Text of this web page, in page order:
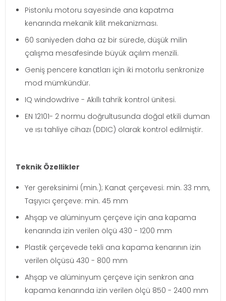
Pistonlu motoru sayesinde ana kapatma
kenarında mekanik kilit mekanizması.
60 saniyeden daha az bir sürede, düşük milin
çalışma mesafesinde büyük açılım menzili.
Geniş pencere kanatları için iki motorlu senkronize
mod mümkündür.
IQ windowdrive - Akıllı tahrik kontrol ünitesi.
EN 12101- 2 normu doğrultusunda doğal etkili duman
ve ısı tahliye cihazı (DDIC) olarak kontrol edilmiştir.
Teknik Özellikler
Yer gereksinimi (min.); Kanat çerçevesi: min. 33 mm,
Taşıyıcı çerçeve: min. 45 mm
Ahşap ve alüminyum çerçeve için ana kapama
kenarında izin verilen ölçü 430 - 1200 mm
Plastik çerçevede tekli ana kapama kenarının izin
verilen ölçüsü 430 - 800 mm
Ahşap ve alüminyum çerçeve için senkron ana
kapama kenarında izin verilen ölçü 850 - 2400 mm